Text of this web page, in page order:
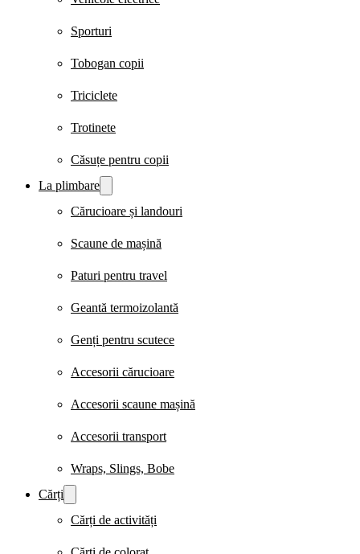
Sporturi
Tobogan copii
Triciclete
Trotinete
Căsuțe pentru copii
La plimbare
Cărucioare și landouri
Scaune de mașină
Paturi pentru travel
Geantă termoizolantă
Genți pentru scutece
Accesorii cărucioare
Accesorii scaune mașină
Accesorii transport
Wraps, Slings, Bobe
Cărți
Cărți de activități